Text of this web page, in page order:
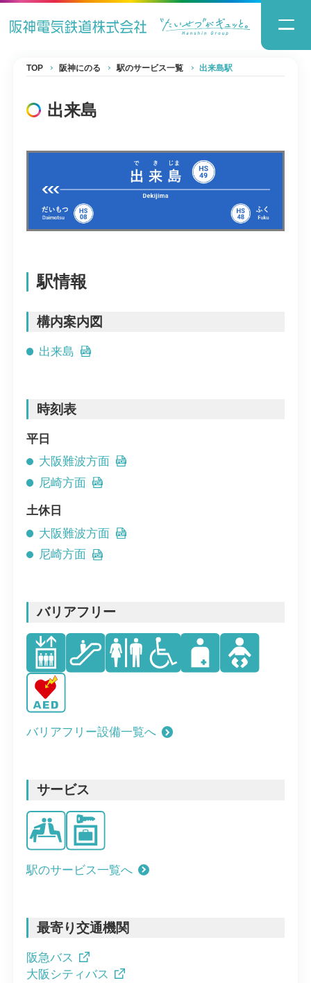
TOP 阪神にのる 駅のサービス一覧 出来島駅
出来島
駅情報
構内案内図
出来島
時刻表
平日
大阪難波方面
尼崎方面
土休日
大阪難波方面
尼崎方面
バリアフリー
バリアフリー設備一覧へ
サービス
駅のサービス一覧へ
最寄り交通機関
阪急バス
大阪シティバス